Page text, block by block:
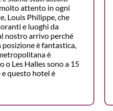
attento in ogni
Louis Philippe, che
e luoghi da
nostro arrivo perché
è fantastica,
è
o Les Halles sono a 15
questo hotel è